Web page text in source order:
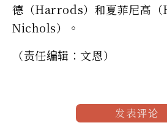
德（Harrods）和夏菲尼高
Nichols）。
（责任编辑：文恩）
发表评论